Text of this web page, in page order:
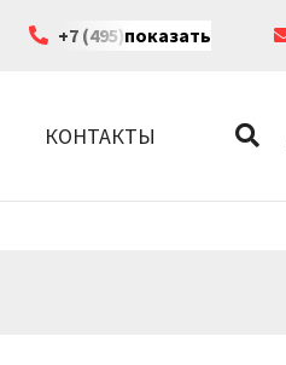
+7 (495) 199-63-35
показать
КОНТАКТЫ